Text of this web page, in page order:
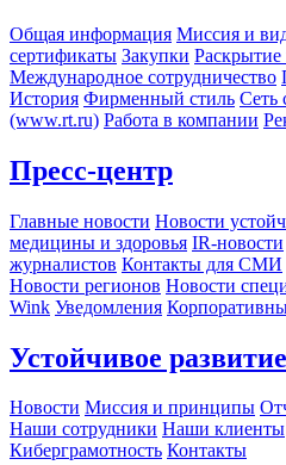
Общая информация Миссия и
сертификаты Закупки
Международное сотрудничество
История Фирменный стиль Сеть
(www.rt.ru) Работа в компании
Пресс-центр
Главные новости Новости
медицины и здоровья IR-новости
журналистов Контакты для СМИ
Новости регионов Новости
Wink Уведомления
Устойчивое развитие
Новости Миссия и принципы
Наши сотрудники Наши клиенты
Киберграмотность Контакты